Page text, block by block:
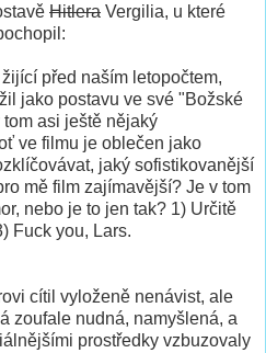
Hitlera Vergilia, u které
před naším letopočtem,
jako postavu ve své "Božské
asi ještě nějaký
ve filmu je oblečen jako
jaký sofistikovanější
mě film zajímavější? Je v tom
nebo je to jen tak? 1) Určitě
Fuck you, Lars.
cítil vyloženě nenávist, ale
zoufale nudná, namyšlená, a
prostředky vzbuzovaly